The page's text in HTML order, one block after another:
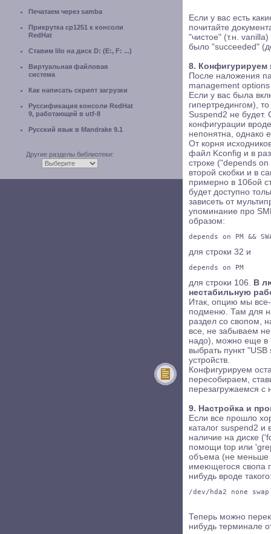
Печатаем через samba
Прикрутка cp1251 к консоли
RedHat
Ставим lilo на диск D: (E:, F: ...)
Виртуальная файловая
система
Как написать скрипт загрузки
Руссификация консоли RedHat
9, работающей в utf-8
Русский язык в Mandrake 9.1
Другие разделы библиотеки:
Если у вас есть
почитайте
"чистое" (т.н.
было "succeeded"
8. Конфигурируем
После наложения
management
Если у вас была
гипертредингом),
Suspend2 не будет.
конфигурации
непонятна, однако
От корня
файл Kconfig и в
строке ("depends
второй скобки и в
примерно в 106ой
будет доступно
зависеть от
упоминание про
образом:
depends on PM &&
для строки 32 и
depends on PM
для строки 106. В
нестабильную
Итак, опцию мы все-
подменю. Там для
раздел со свопом,
все, не забываем
надо), можно еще в
выбрать пункт
устройств.
Конфигурируем
пересобираем,
перезагружаемся
9. Настройка и
Если все прошло
каталог suspend2
наличие на диске
помощи top или
объема (не меньше
имеющегося свопа
нибудь вроде
/dev/hda2 none
Теперь можно
нибудь терминале